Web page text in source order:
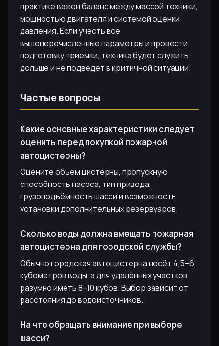
практике важен баланс между массой техники,
мощностью двигателя и системой оценки
давления. Если учесть все
вышеперечисленные параметры и провести
подготовку приёмки, техника будет служить
дольше и не подведёт в критичной ситуации.
Частые вопросы
Какие основные характеристики следует
оценить перед покупкой пожарной
автоцистерны?
Оцените объём цистерны, пропускную
способность насоса, тип привода,
грузоподъёмность шасси и возможность
установки дополнительных резервуаров.
Сколько воды должна вмещать пожарная
автоцистерна для городской службы?
Обычно городская автоцистерна несёт 4,5–6
кубометров воды, а для удалённых участков
разумно иметь 8–10 кубов. Выбор зависит от
расстояния до водоисточников.
На что обращать внимание при выборе
шасси?